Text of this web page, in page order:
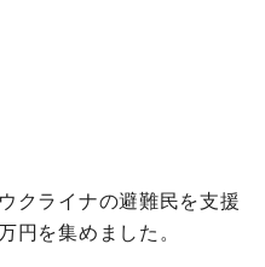
クライナの避難民を支援
円を集めました。